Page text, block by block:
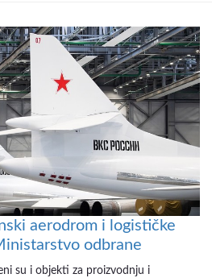
aerodrom i logističke
odbrane
su i objekti za proizvodnju i